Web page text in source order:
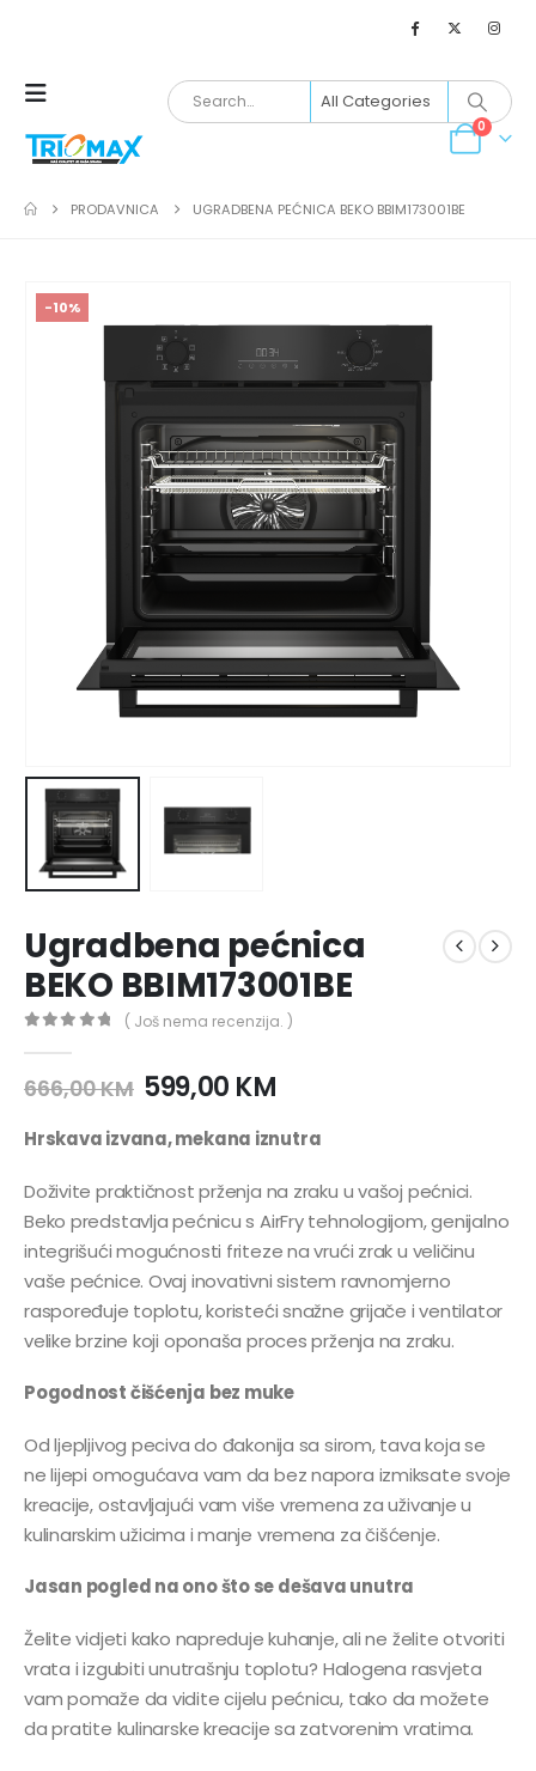
0
PRODAVNICA UGRADBENA PEĆNICA BEKO BBIM173001BE
-10%
Ugradbena pećnica
BEKO BBIM173001BE
( Još nema recenzija. )
666,00KM 599,00 KM
Hrskava izvana, mekana iznutra
Doživite praktičnost prženja na zraku u vašoj pećnici.
Beko predstavlja pećnicu s AirFry tehnologijom, genijalno
integrišući mogućnosti friteze na vrući zrak u veličinu
vaše pećnice. Ovaj inovativni sistem ravnomjerno
raspoređuje toplotu, koristeći snažne grijače i ventilator
velike brzine koji oponaša proces prženja na zraku.
Pogodnost čišćenja bez muke
Od ljepljivog peciva do đakonija sa sirom, tava koja se
ne lijepi omogućava vam da bez napora izmiksate svoje
kreacije, ostavljajući vam više vremena za uživanje u
kulinarskim užicima i manje vremena za čišćenje.
Jasan pogled na ono što se dešava unutra
Želite vidjeti kako napreduje kuhanje, ali ne želite otvoriti
vrata i izgubiti unutrašnju toplotu? Halogena rasvjeta
vam pomaže da vidite cijelu pećnicu, tako da možete
da pratite kulinarske kreacije sa zatvorenim vratima.